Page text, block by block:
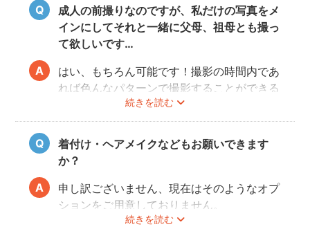
成人の前撮りなのですが、私だけの写真をメ
インにしてそれと一緒に父母、祖母とも撮っ
て欲しいです…
続きを読む
はい、もちろん可能です！撮影の時間内であ
れば色んなパターンで撮影することができる
ので、ぜひフォトグラファーさんに相談して
みてくださいね。
着付け・ヘアメイクなどもお願いできます
か？
続きを読む
申し訳ございません、現在はそのようなオプ
ションをご用意しておりません。